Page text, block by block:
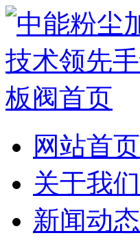
网站首页
关于我们
新闻动态